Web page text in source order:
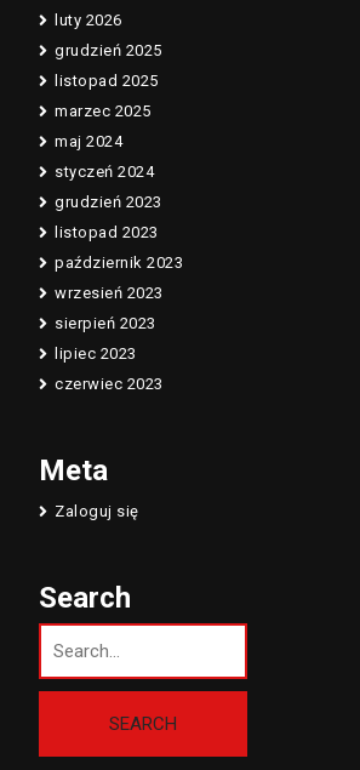
luty 2026
grudzień 2025
listopad 2025
marzec 2025
maj 2024
styczeń 2024
grudzień 2023
listopad 2023
październik 2023
wrzesień 2023
sierpień 2023
lipiec 2023
czerwiec 2023
Meta
Zaloguj się
Search